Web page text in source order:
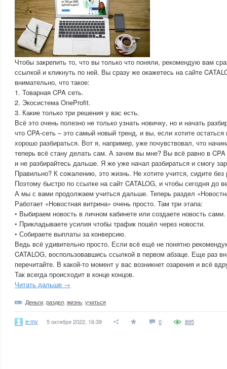
Чтобы закрепить то, что вы только что поняли, рекомендую вам
ссылкой и кликнуть по ней. Вы сразу же окажетесь на сайте
внимательно, что такое:
1. Товарная CPA сеть.
2. Экосистема OneProfit.
3. Какие только три решения у вас есть.
Всё это очень полезно не только узнать новичку, но и начать
что CPA-сеть – это самый новый тренд, и вы, если хотите
хорошо разбираться. Вот я, например, уже почувствовал, что
теперь всё стану делать сам. А зачем вы мне? Вы всё равно в CPA
и не разбирайтесь дальше. Я же уже начал разбираться и смогу
Правильно? К сожалению, это жизнь. Не хотите учится, сидите без
Поэтому быстро по ссылке на сайт CATALOG, и чтобы сегодня до
А мы с вами продолжаем учиться дальше. Теперь раздел
Работает «Новостная витрина» очень просто. Там три этапа:
• Выбираем новость в личном кабинете или создаете новость сами.
• Прикладываете усилия чтобы трафик пошёл через новости.
• Собираете выплаты за конверсию.
Ведь всё удивительно просто. Если всё ещё не понятно
CATALOG, воспользовавшись ссылкой в первом абзаце. Еще раз
перечитайте. В какой-то момент у вас возникнет озарения и всё
Так всегда происходит в конце концов.
Читать дальше →
Деньги раздел жизнь учиться
e-mv 5 октября 2022, 16:39 0 895